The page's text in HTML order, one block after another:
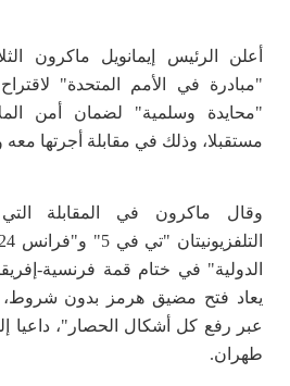
أعلن الرئيس إيمانويل ماكرون
"مبادرة في الأمم المتحدة"
"محايدة وسلمية" لضمان أمن
مستقبلا، وذلك في مقابلة أجرتها
وقال ماكرون في المقابلة التي
الدولية" في ختام قمة فرنسية-
يعاد فتح مضيق هرمز بدون
عبر رفع كل أشكال الحصار"، داعيا
طهران.